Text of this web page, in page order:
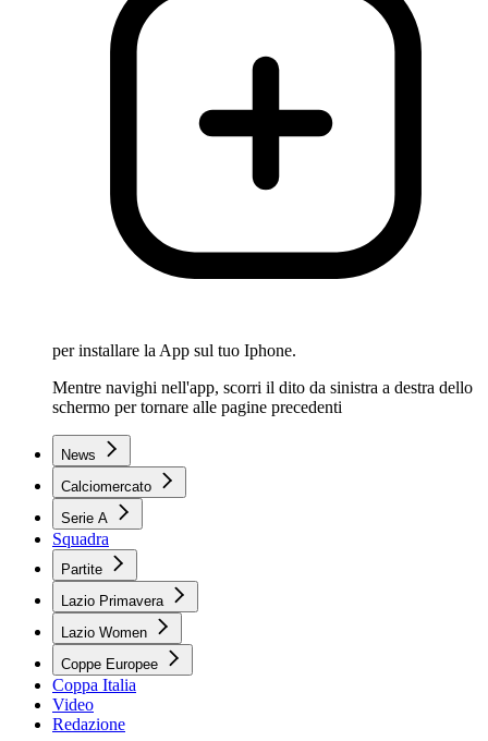
per installare la App sul tuo Iphone.
Mentre navighi nell'app, scorri il dito da sinistra a destra dello
schermo per tornare alle pagine precedenti
News
Calciomercato
Serie A
Squadra
Partite
Lazio Primavera
Lazio Women
Coppe Europee
Coppa Italia
Video
Redazione